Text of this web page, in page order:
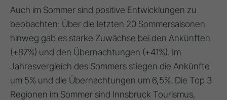
Auch im Sommer sind positive Entwicklungen zu
beobachten: Über die letzten 20 Sommersaisonen
hinweg gab es starke Zuwächse bei den Ankünften
(+87%) und den Übernachtungen (+41%). Im
Jahresvergleich des Sommers stiegen die Ankünfte
um 5% und die Übernachtungen um 6,5%. Die Top 3
Regionen im Sommer sind Innsbruck Tourismus,